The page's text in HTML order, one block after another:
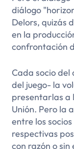
diálogo
Delors, quizás
en la
confrontación
Cada socio del
del juego- la
presentarlas a
Unión. Pero la
entre los
respectivas
con razón o